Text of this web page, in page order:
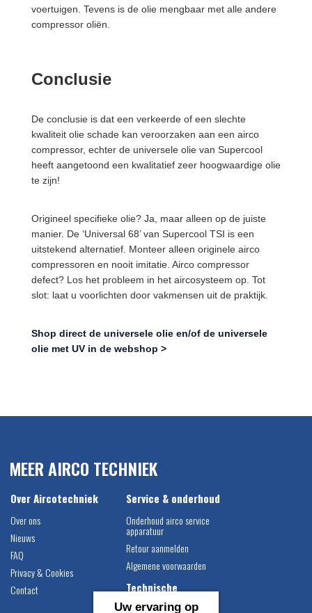
voertuigen. Tevens is de olie mengbaar met alle andere
compressor oliën.
Conclusie
De conclusie is dat een verkeerde of een slechte
kwaliteit olie schade kan veroorzaken aan een airco
compressor, echter de universele olie van Supercool
heeft aangetoond een kwalitatief zeer hoogwaardige olie
te zijn!
Origineel specifieke olie? Ja, maar alleen op de juiste
manier. De ‘Universal 68’ van Supercool TSI is een
uitstekend alternatief. Monteer alleen originele airco
compressoren en nooit imitatie. Airco compressor
defect? Los het probleem in het aircosysteem op. Tot
slot: laat u voorlichten door vakmensen uit de praktijk.
Shop direct de universele olie en/of de universele
olie met UV in de webshop >
MEER AIRCO TECHNIEK
Over Aircotechniek
Over ons
Nieuws
FAQ
Privacy & Cookies
Contact
Service & onderhoud
Onderhoud airco service
apparatuur
Retour aanmelden
Algemene voorwaarden
Technische
Uw ervaring op